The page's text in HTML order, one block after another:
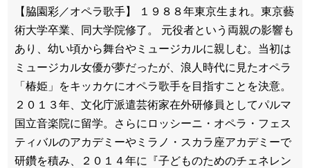
【脇園彩／オペラ歌手】 １９８８年東京生まれ。東京藝
術大学卒業、同大学院修了。 元役者という両親の影響も
あり、幼い頃から舞台やミュージカルに親しむ。当初は
ミュージカル女優が夢だったが、浪人時代に見たオペラ
「椿姫」をキッカケにオペラ歌手を目指すことを決意。
２０１３年、文化庁派遣芸術家在外研修員としてパルマ
国立音楽院に留学。さらにロッシーニ・オペラ・フェス
ティバルのアカデミーやミラノ・スカラ座アカデミーで
研鑽を積み、２０１４年に『子どものためのチェネレン